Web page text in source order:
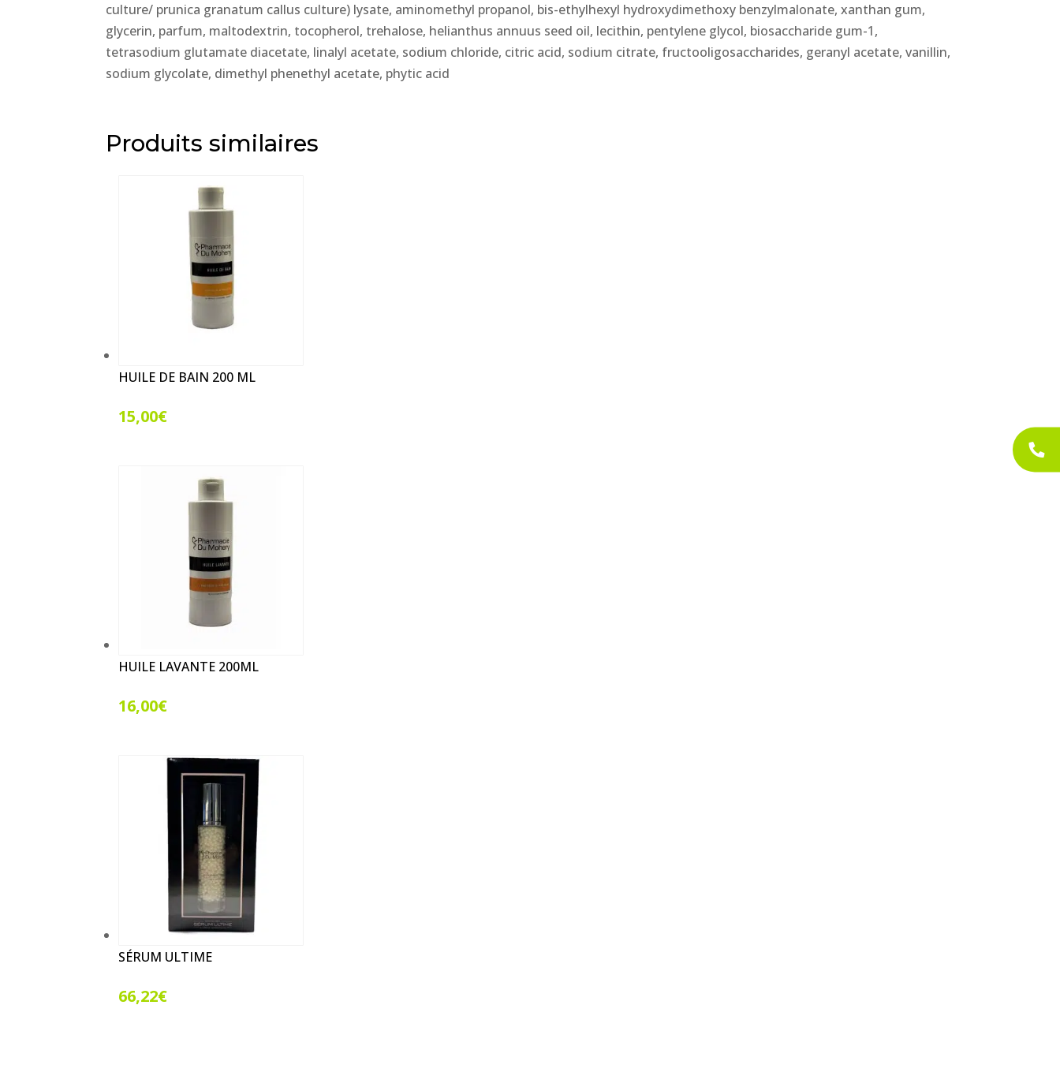
culture/ prunica granatum callus culture) lysate, aminomethyl propanol, bis-ethylhexyl hydroxydimethoxy benzylmalonate, xanthan gum,
glycerin, parfum, maltodextrin, tocopherol, trehalose, helianthus annuus seed oil, lecithin, pentylene glycol, biosaccharide gum-1,
tetrasodium glutamate diacetate, linalyl acetate, sodium chloride, citric acid, sodium citrate, fructooligosaccharides, geranyl acetate, vanillin,
sodium glycolate, dimethyl phenethyl acetate, phytic acid
Produits similaires
HUILE DE BAIN 200 ML
15,00€
HUILE LAVANTE 200ML
16,00€
SÉRUM ULTIME
66,22€